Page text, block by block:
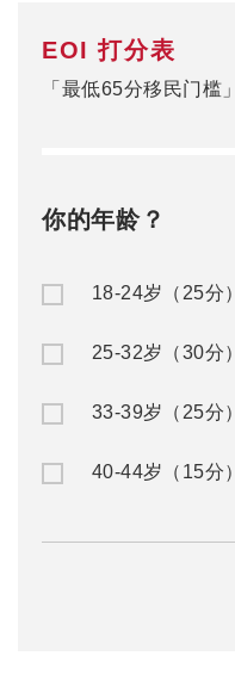
EOI 打分表
「最低65分移民门槛」
你的年龄？
18-24岁（25分）
25-32岁（30分）
33-39岁（25分）
40-44岁（15分）